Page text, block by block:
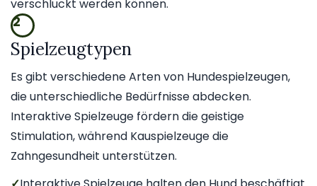
verschluckt werden können.
2
Spielzeugtypen
Es gibt verschiedene Arten von Hundespielzeugen,
die unterschiedliche Bedürfnisse abdecken.
Interaktive Spielzeuge fördern die geistige
Stimulation, während Kauspielzeuge die
Zahngesundheit unterstützen.